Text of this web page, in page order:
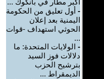
أكبر مطار في بانكوك ...
- أول تعليق من الحكومة
اليمنية بعد إعلان
الحوثي استهداف -قوات
...
- الولايات المتحدة: ما
دلالات فوز السيد
بترشيح الحزب
الديمقراط ...